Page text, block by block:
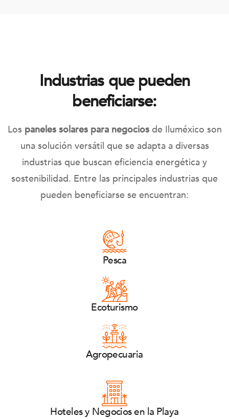
Industrias que pueden
beneficiarse:
Los paneles solares para negociosde Iluméxico son
una solución versátil que se adapta a diversas
industrias que buscan eficiencia energética y
sostenibilidad. Entre las principales industrias que
pueden beneficiarse se encuentran:
Pesca
Ecoturismo
Agropecuaria
Hoteles y Negocios en la Playa